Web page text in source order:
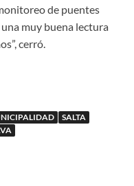
de puentes
muy buena lectura
cerró.
SALTA